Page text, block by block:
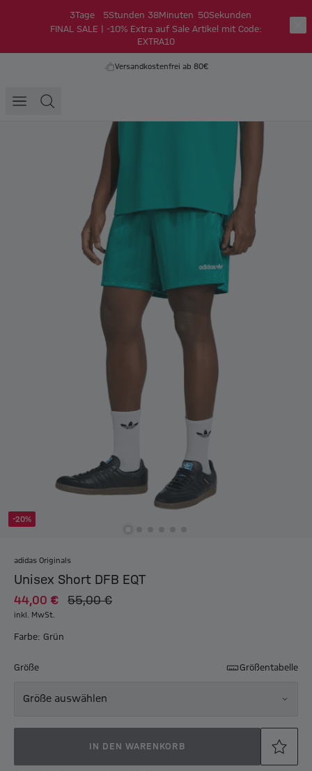
3Tage 5Stunden 38Minuten 50Sekunden
FINAL SALE | -10% Extra auf Sale Artikel mit Code:
EXTRA10
Versandkostenfrei ab 80€
-20%
adidas Originals
Unisex Short DFB EQT
44,00 € 55,00 €
inkl. MwSt.
Farbe: Grün
Größe Größentabelle
Größe auswählen
IN DEN WARENKORB